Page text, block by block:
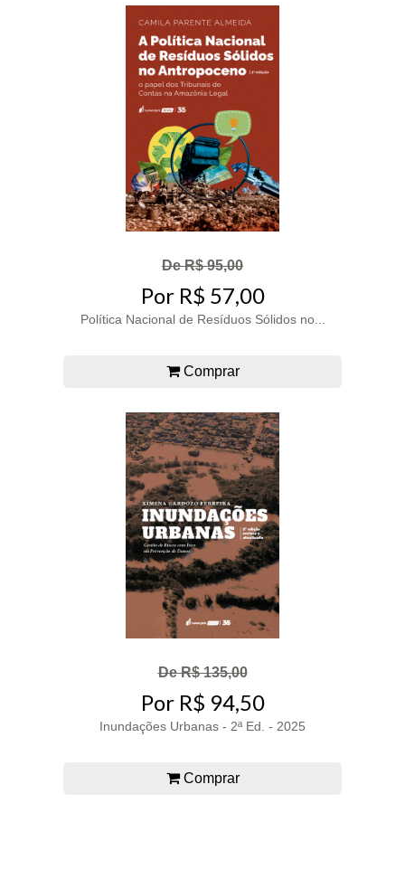
De R$ 95,00
Por R$ 57,00
Política Nacional de Resíduos Sólidos no...
Comprar
De R$ 135,00
Por R$ 94,50
Inundações Urbanas - 2ª Ed. - 2025
Comprar